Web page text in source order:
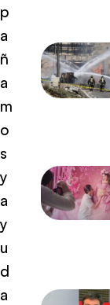
p
a
ñ
a
m
o
s
y
a
y
u
d
a